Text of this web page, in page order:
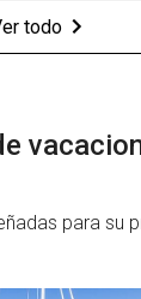
todo
para su